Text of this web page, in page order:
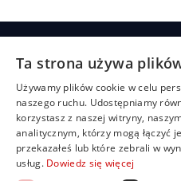
+48
507
704
919
biuro@rolbest.pl
Żaluzje
Żaluzje
bambusowe
Żaluzje
drewniane
Żaluzje
aluminiowe
Rolety
Rolety
dzień/noc
Rolety
materiałowe
Rolety
rzymskie
Pozostałe
Shuttersy
Markizy
Moskitiery
Pergole
Ta strona używa
Używamy plików cookie w celu
naszego ruchu. Udostępniamy
korzystasz z naszej witryny,
analitycznym, którzy mogą łączyć
przekazałeś lub które zebrali w
usług. Dowiedz się więcej